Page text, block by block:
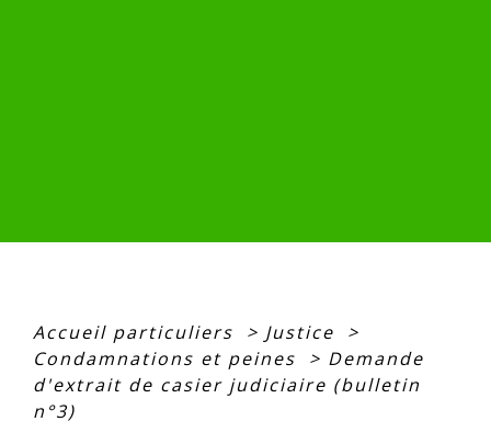
Accueil particuliers > Justice
>
Condamnations et peines
> Demande
d'extrait de casier judiciaire (bulletin
n°3)